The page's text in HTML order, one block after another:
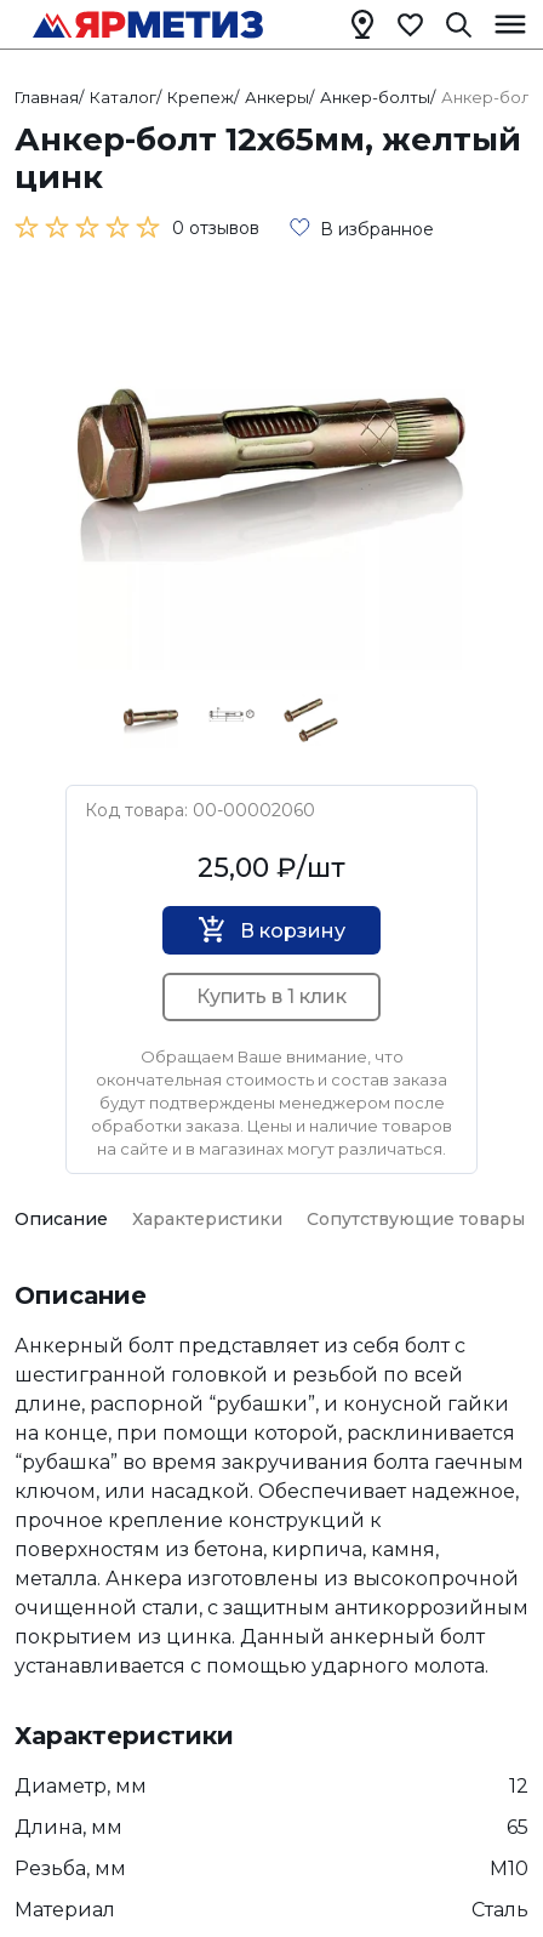
Главная/ Каталог/ Крепеж/ Анкеры/ Анкер-болты/ Анкер-болт
Анкер-болт 12х65мм, желтый
цинк
0 отзывов В избранное
Код товара: 00-00002060
Нет бренда25,00 ₽/шт
В корзину
Купить в 1 клик
Обращаем Ваше внимание, что
окончательная стоимость и состав заказа
будут подтверждены менеджером после
обработки заказа. Цены и наличие товаров
на сайте и в магазинах могут различаться.
Описание Характеристики Сопутствующие товары
Описание
Анкерный болт представляет из себя болт с
шестигранной головкой и резьбой по всей
длине, распорной “рубашки”, и конусной гайки
на конце, при помощи которой, расклинивается
“рубашка” во время закручивания болта гаечным
ключом, или насадкой. Обеспечивает надежное,
прочное крепление конструкций к
поверхностям из бетона, кирпича, камня,
металла. Анкера изготовлены из высокопрочной
очищенной стали, с защитным антикоррозийным
покрытием из цинка. Данный анкерный болт
устанавливается с помощью ударного молота.
Характеристики
Диаметр, мм
12
Длина, мм
65
Резьба, мм
М10
Материал
Сталь